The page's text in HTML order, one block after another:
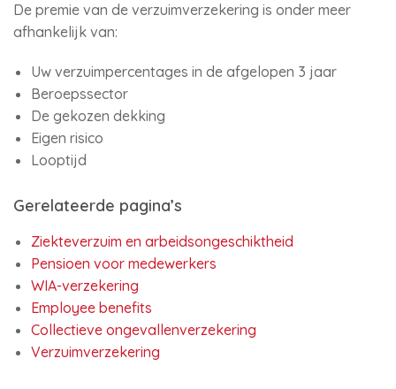
De premie van de verzuimverzekering is onder meer
afhankelijk van:
Uw verzuimpercentages in de afgelopen 3 jaar
Beroepssector
De gekozen dekking
Eigen risico
Looptijd
Gerelateerde pagina’s
Ziekteverzuim en arbeidsongeschiktheid
Pensioen voor medewerkers
WIA-verzekering
Employee benefits
Collectieve ongevallenverzekering
Verzuimverzekering